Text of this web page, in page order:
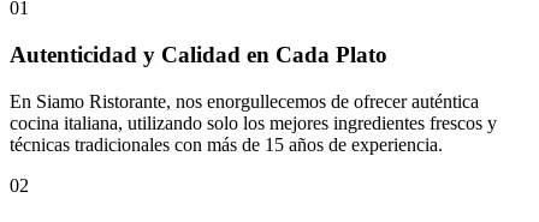
01
Autenticidad y Calidad en Cada Plato
En Siamo Ristorante, nos enorgullecemos de ofrecer auténtica
cocina italiana, utilizando solo los mejores ingredientes frescos y
técnicas tradicionales con más de 15 años de experiencia.
02